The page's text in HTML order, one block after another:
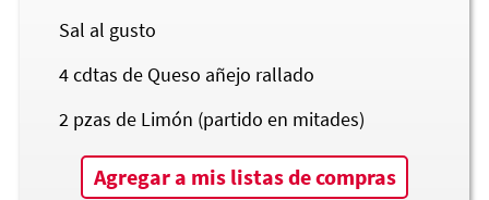
Sal al gusto
4cdtas de Queso añejo rallado
2 pzas de Limón (partido en mitades)
Agregar a mis listas de compras